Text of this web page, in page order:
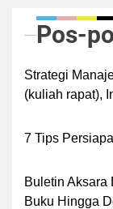
Pos-
Strategi
(kuliah rapat),
7 Tips
Buletin Aksara
Buku Hingga